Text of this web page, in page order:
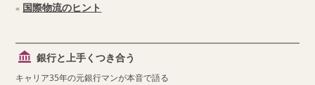
国際物流のヒント
銀行と上手くつき合う
キャリア35年の元銀行マンが本音で語る